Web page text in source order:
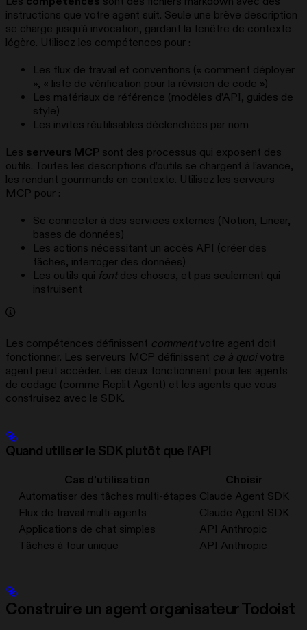
instructions que votre agent suit. Seule une brève description
se charge jusqu’à invocation, gardant la fenêtre de contexte
légère. Utilisez les compétences pour :
Les flux de travail et conventions (« comment déployer
», « liste de vérification pour la révision de code »)
Les matériaux de référence (modèles d’API, guides de
style)
Les invites réutilisables déclenchées par nom
Les serveurs MCP sont des processus qui exposent des
outils. Toutes les descriptions d’outils se chargent à l’avance,
les rendant gourmands en contexte. Utilisez les serveurs
MCP pour :
Se connecter à des services externes (Notion, Linear,
bases de données)
Les actions nécessitant un accès API (créer des
tâches, interroger des données)
Les outils qui font des choses, et pas seulement qui
instruisent
Les compétences définissent comment votre agent doit
fonctionner. Les serveurs MCP définissent ce à quoivotre
agent peut accéder. Les deux fonctionnent pour les agents
de codage (comme Replit Agent) et les agents que vous
construisez avec le SDK.
Quand utiliser le SDK plutôt que l’API
Cas d’utilisation
Choisir
Automatiser des tâches multi-étapes Claude Agent SDK
Flux de travail multi-agents
Claude Agent SDK
Applications de chat simples
API Anthropic
Tâches à tour unique
API Anthropic
Construire un agent organisateur Todoist